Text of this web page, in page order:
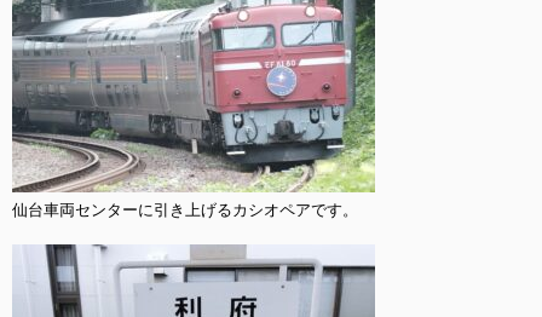
仙台車両センターに引き上げるカシオペアです。